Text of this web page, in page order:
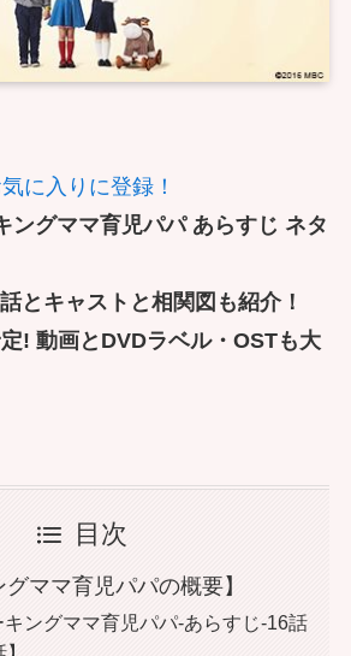
に入りに登録！
ングママ育児パパ あらすじ ネタ
とキャストと相関図も紹介！
! 動画とDVDラベル・OSTも大
目次
グママ育児パパの概要】
キングママ育児パパ-あらすじ-16話